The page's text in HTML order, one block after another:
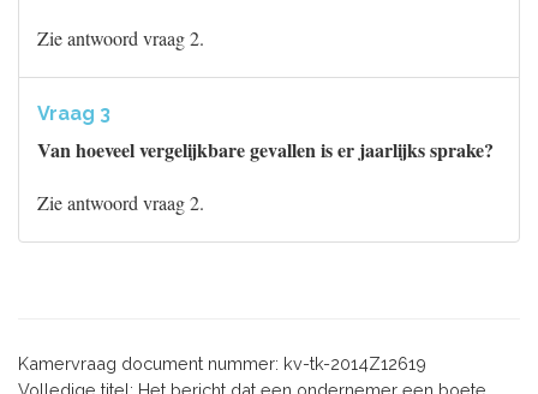
Zie antwoord vraag 2.
Vraag 3
Van hoeveel vergelijkbare gevallen is er jaarlijks sprake?
Zie antwoord vraag 2.
Kamervraag document nummer: kv-tk-2014Z12619
Volledige titel: Het bericht dat een ondernemer een boete